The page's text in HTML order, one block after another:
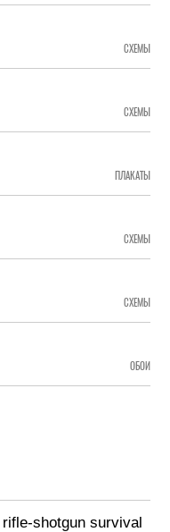
СХЕМЫ
СХЕМЫ
ПЛАКАТЫ
СХЕМЫ
СХЕМЫ
ОБОИ
shotgun survival